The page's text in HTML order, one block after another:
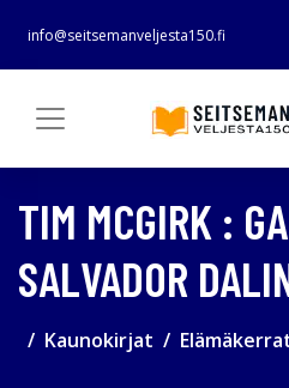
info@seitsemanveljesta150.fi
TIM MCGIRK :
SALVADOR
Kaunokirjat